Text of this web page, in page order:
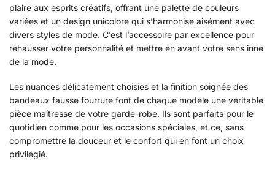
plaire aux esprits créatifs, offrant une palette de couleurs
variées et un design unicolore qui s’harmonise aisément avec
divers styles de mode. C’est l’accessoire par excellence pour
rehausser votre personnalité et mettre en avant votre sens inné
de la mode.
Les nuances délicatement choisies et la finition soignée des
bandeaux fausse fourrure font de chaque modèle une véritable
pièce maîtresse de votre garde-robe. Ils sont parfaits pour le
quotidien comme pour les occasions spéciales, et ce, sans
compromettre la douceur et le confort qui en font un choix
privilégié.